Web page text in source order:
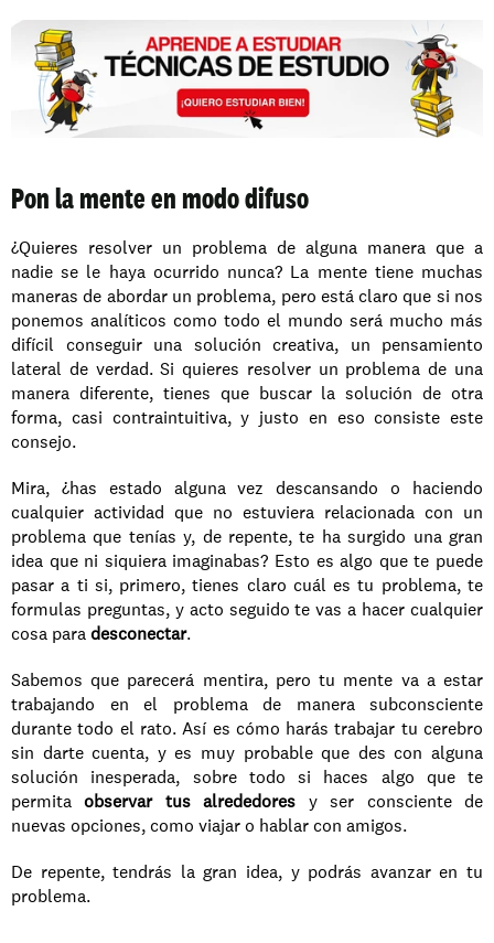
Pon la mente en modo difuso
¿Quieres resolver un problema de alguna manera que a
nadie se le haya ocurrido nunca? La mente tiene muchas
maneras de abordar un problema, pero está claro que si nos
ponemos analíticos como todo el mundo será mucho más
difícil conseguir una solución creativa, un pensamiento
lateral de verdad. Si quieres resolver un problema de una
manera diferente, tienes que buscar la solución de otra
forma, casi contraintuitiva, y justo en eso consiste este
consejo.
Mira, ¿has estado alguna vez descansando o haciendo
cualquier actividad que no estuviera relacionada con un
problema que tenías y, de repente, te ha surgido una gran
idea que ni siquiera imaginabas? Esto es algo que te puede
pasar a ti si, primero, tienes claro cuál es tu problema, te
formulas preguntas, y acto seguido te vas a hacer cualquier
cosa para desconectar.
Sabemos que parecerá mentira, pero tu mente va a estar
trabajando en el problema de manera subconsciente
durante todo el rato. Así es cómo harás trabajar tu cerebro
sin darte cuenta, y es muy probable que des con alguna
solución inesperada, sobre todo si haces algo que te
permita observar tus alrededores y ser consciente de
nuevas opciones, como viajar o hablar con amigos.
De repente, tendrás la gran idea, y podrás avanzar en tu
problema.